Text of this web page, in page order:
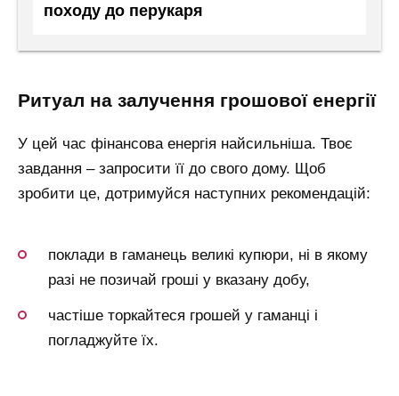
походу до перукаря
ритуал на залучення грошової енергії
У цей час фінансова енергія найсильніша. Твоє
завдання – запросити її до свого дому. Щоб
зробити це, дотримуйся наступних рекомендацій:
поклади в гаманець великі купюри, ні в якому
разі не позичай гроші у вказану добу,
частіше торкайтеся грошей у гаманці і
погладжуйте їх.